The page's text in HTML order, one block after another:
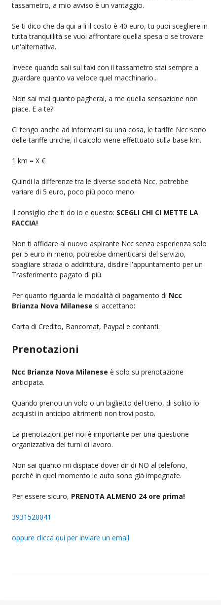
tassametro, a mio avviso è un vantaggio.
Se ti dico che da qui a li il costo è 40 euro, tu puoi scegliere in
tutta tranquillità se vuoi affrontare quella spesa o se trovare
un'alternativa.
Invece quando sali sul taxi con il tassametro stai sempre a
guardare quanto va veloce quel macchinario...
Non sai mai quanto pagherai, a me quella sensazione non
piace. E a te?
Ci tengo anche ad informarti su una cosa, le tariffe Ncc sono
delle tariffe uniche, il calcolo viene effettuato sulla base km.
1 km = X €
Quindi la differenze tra le diverse società Ncc, potrebbe
variare di 5 euro, poco più poco meno.
Il consiglio che ti do io e questo: SCEGLI CHI CI METTE LA
FACCIA!
Non ti affidare al nuovo aspirante Ncc senza esperienza solo
per 5 euro in meno, potrebbe dimenticarsi del servizio,
sbagliare strada o addirittura, disdire l'appuntamento per un
Trasferimento pagato di più.
Per quanto riguarda le modalità di pagamento di Ncc
Brianza Nova Milanese si accettano:
Carta di Credito, Bancomat, Paypal e contanti.
Prenotazioni
Ncc Brianza Nova Milanese è solo su prenotazione
anticipata.
Quando prenoti un volo o un biglietto del treno, di solito lo
acquisti in anticipo altrimenti non trovi posto.
La prenotazioni per noi è importante per una questione
organizzativa dei turni di lavoro.
Non sai quanto mi dispiace dover dir di NO al telefono,
perchè in quel momento le auto sono già impegnate.
Per essere sicuro, PRENOTA ALMENO 24 ore prima!
3931520041
oppure clicca qui per inviare un email